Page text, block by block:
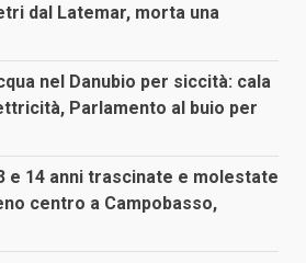
dal Latemar, morta una
nel Danubio per siccità: cala
Parlamento al buio per
e 14 anni trascinate e molestate
centro a Campobasso,